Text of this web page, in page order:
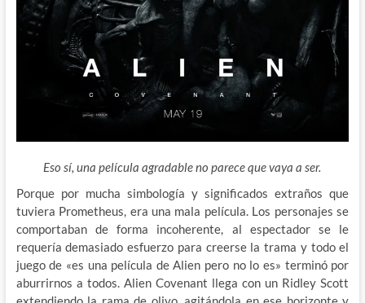
Eso sí, una película agradable no parece que vaya a ser.
Porque por mucha simbología y significados extraños que
tuviera Prometheus, era una mala película. Los personajes se
comportaban de forma incoherente, al espectador se le
requería demasiado esfuerzo para creerse la trama y todo el
juego de «es una película de Alien pero no lo es» terminó por
aburrirnos a todos. Alien Covenant llega con un Ridley Scott